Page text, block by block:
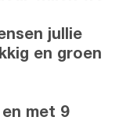
jullie
en groen
met 9